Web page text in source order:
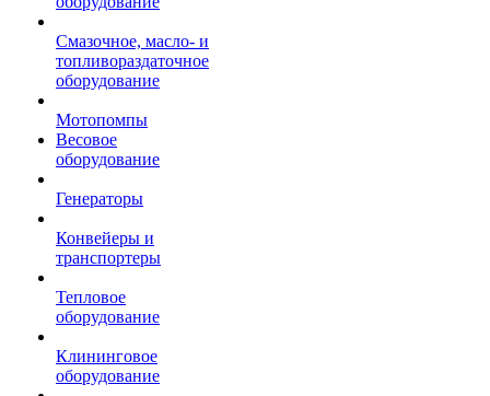
Смазочное, масло- и
топливораздаточное
оборудование
Мотопомпы
Весовое
оборудование
Генераторы
Конвейеры и
транспортеры
Тепловое
оборудование
Клининговое
оборудование